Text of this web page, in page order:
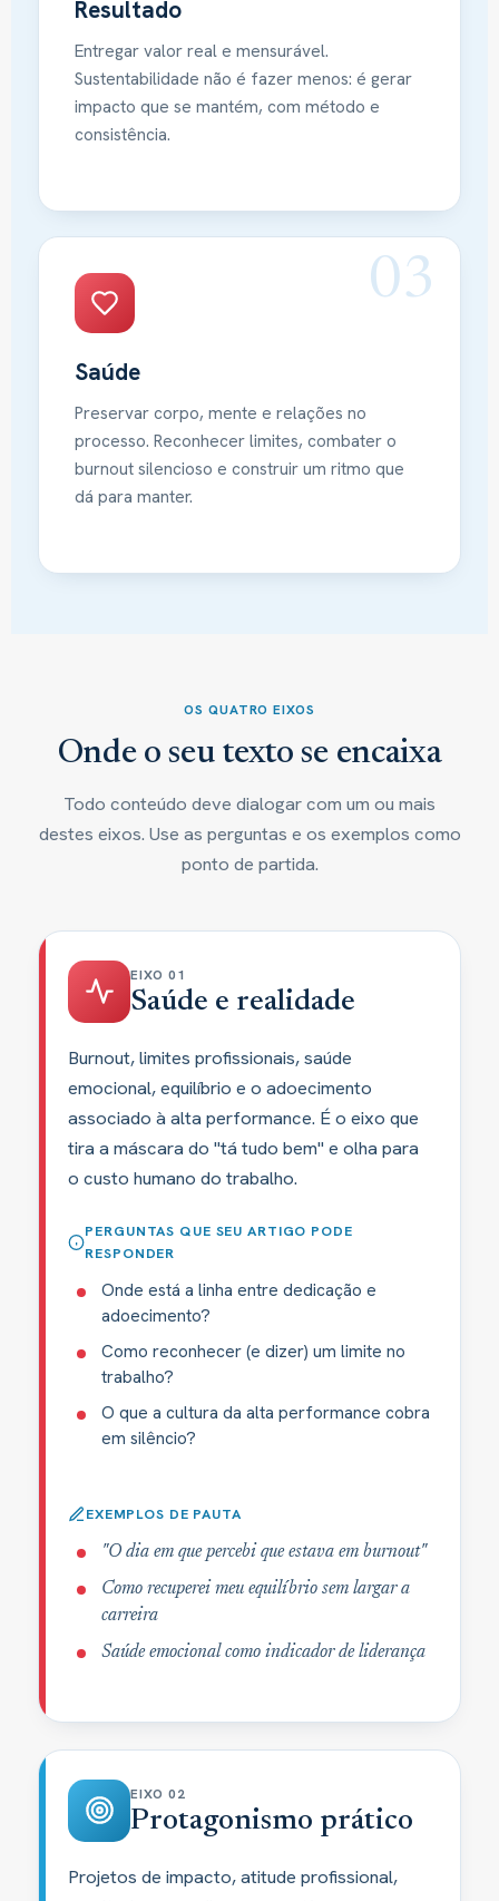
Resultado
Entregar valor real e mensurável.
Sustentabilidade não é fazer menos: é gerar
impacto que se mantém, com método e
consistência.
03
Saúde
Preservar corpo, mente e relações no
processo. Reconhecer limites, combater o
burnout silencioso e construir um ritmo que
dá para manter.
OS QUATRO EIXOS
Onde o seu texto se encaixa
Todo conteúdo deve dialogar com um ou mais
destes eixos. Use as perguntas e os exemplos como
ponto de partida.
EIXO 01
Saúde e realidade
Burnout, limites profissionais, saúde
emocional, equilíbrio e o adoecimento
associado à alta performance. É o eixo que
tira a máscara do "tá tudo bem" e olha para
o custo humano do trabalho.
PERGUNTAS QUE SEU ARTIGO PODE
RESPONDER
Onde está a linha entre dedicação e
adoecimento?
Como reconhecer (e dizer) um limite no
trabalho?
O que a cultura da alta performance cobra
em silêncio?
EXEMPLOS DE PAUTA
"O dia em que percebi que estava em burnout"
Como recuperei meu equilíbrio sem largar a
carreira
Saúde emocional como indicador de liderança
EIXO 02
Protagonismo prático
Projetos de impacto, atitude profissional,